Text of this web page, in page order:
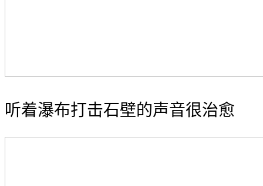
听着瀑布打击石壁的声音很治愈